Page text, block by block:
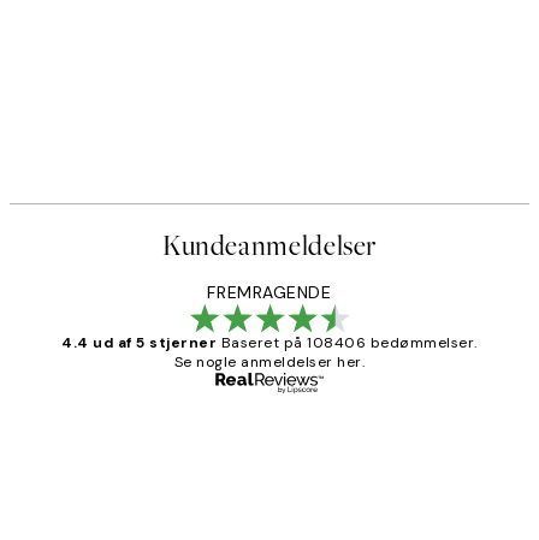
Kundeanmeldelser
FREMRAGENDE
4.4 ud af 5 stjerner Baseret på 108406 bedømmelser.
Se nogle anmeldelser her.